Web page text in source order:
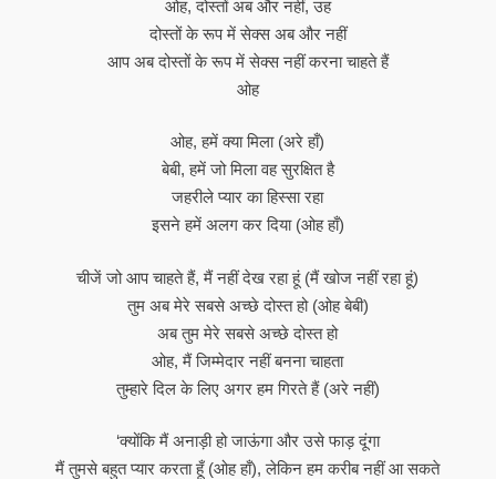
ओह, दोस्तों अब और नहीं, उह
दोस्तों के रूप में सेक्स अब और नहीं
आप अब दोस्तों के रूप में सेक्स नहीं करना चाहते हैं
ओह
ओह, हमें क्या मिला (अरे हाँ)
बेबी, हमें जो मिला वह सुरक्षित है
जहरीले प्यार का हिस्सा रहा
इसने हमें अलग कर दिया (ओह हाँ)
चीजें जो आप चाहते हैं, मैं नहीं देख रहा हूं (मैं खोज नहीं रहा हूं)
तुम अब मेरे सबसे अच्छे दोस्त हो (ओह बेबी)
अब तुम मेरे सबसे अच्छे दोस्त हो
ओह, मैं जिम्मेदार नहीं बनना चाहता
तुम्हारे दिल के लिए अगर हम गिरते हैं (अरे नहीं)
‘क्योंकि मैं अनाड़ी हो जाऊंगा और उसे फाड़ दूंगा
मैं तुमसे बहुत प्यार करता हूँ (ओह हाँ), लेकिन हम करीब नहीं आ सकते